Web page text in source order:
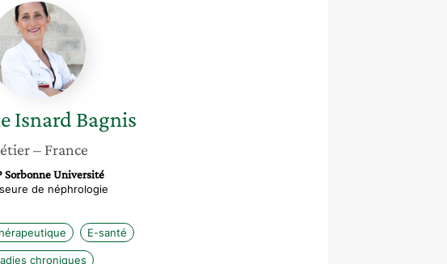
Corinne
Isnard
Bagnis
Isnard Bagnis
– France
Sorbonne Université
de néphrologie
E-santé
chroniques